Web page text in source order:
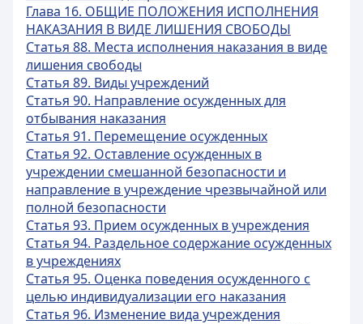
Глава 16. ОБЩИЕ ПОЛОЖЕНИЯ ИСПОЛНЕНИЯ
НАКАЗАНИЯ В ВИДЕ ЛИШЕНИЯ СВОБОДЫ
Статья 88. Места исполнения наказания в виде
лишения свободы
Статья 89. Виды учреждений
Статья 90. Направление осужденных для
отбывания наказания
Статья 91. Перемещение осужденных
Статья 92. Оставление осужденных в
учреждении смешанной безопасности и
направление в учреждение чрезвычайной или
полной безопасности
Статья 93. Прием осужденных в учреждения
Статья 94. Раздельное содержание осужденных
в учреждениях
Статья 95. Оценка поведения осужденного с
целью индивидуализации его наказания
Статья 96. Изменение вида учреждения